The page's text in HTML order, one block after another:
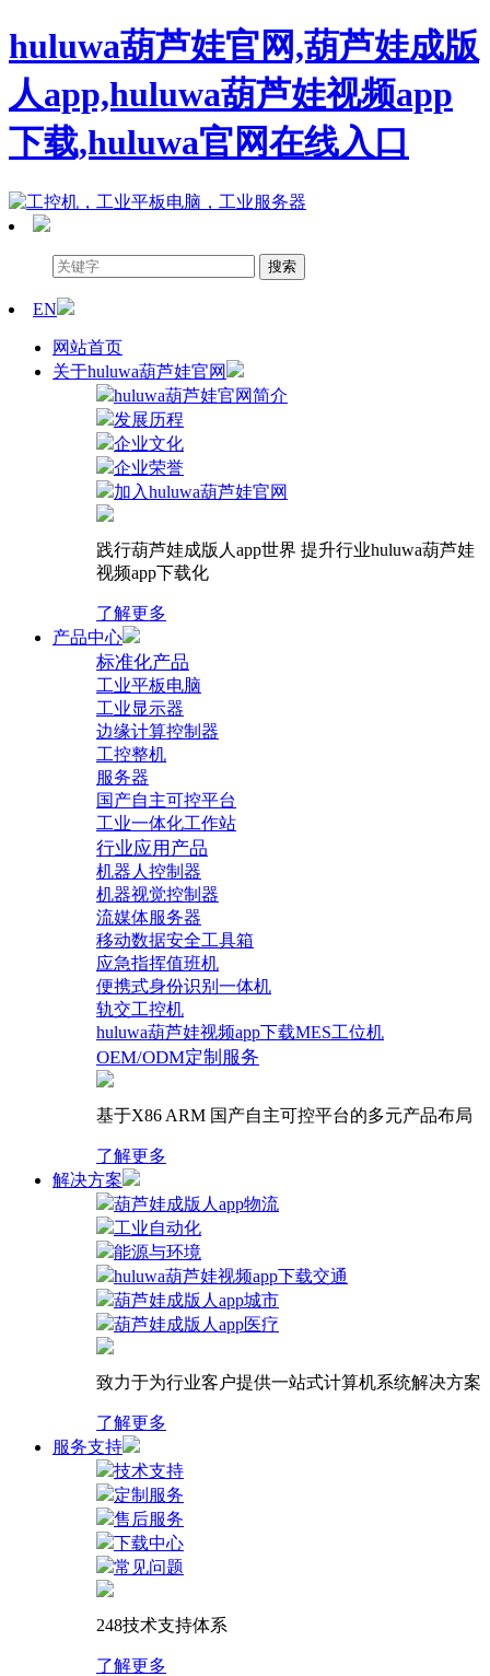
huluwa葫芦娃官网,葫芦娃成版
人app,huluwa葫芦娃视频app
下载,huluwa官网在线入口
EN
网站首页
关于huluwa葫芦娃官网
huluwa葫芦娃官网简介
发展历程
企业文化
企业荣誉
加入huluwa葫芦娃官网
践行葫芦娃成版人app世界 提升行业huluwa葫芦娃
视频app下载化
了解更多
产品中心
标准化产品
工业平板电脑
工业显示器
边缘计算控制器
工控整机
服务器
国产自主可控平台
工业一体化工作站
行业应用产品
机器人控制器
机器视觉控制器
流媒体服务器
移动数据安全工具箱
应急指挥值班机
便携式身份识别一体机
轨交工控机
huluwa葫芦娃视频app下载MES工位机
OEM/ODM定制服务
基于X86 ARM 国产自主可控平台的多元产品布局
了解更多
解决方案
葫芦娃成版人app物流
工业自动化
能源与环境
huluwa葫芦娃视频app下载交通
葫芦娃成版人app城市
葫芦娃成版人app医疗
致力于为行业客户提供一站式计算机系统解决方案
了解更多
服务支持
技术支持
定制服务
售后服务
下载中心
常见问题
248技术支持体系
了解更多